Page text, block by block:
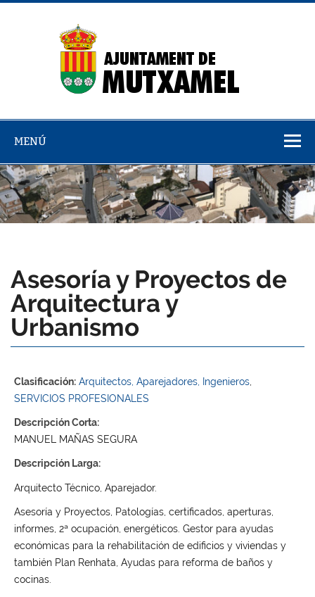
Saltar
MENÚ
Asesoría y Proyectos de
Arquitectura y
Urbanismo
Clasificación: Arquitectos, Aparejadores, Ingenieros,
SERVICIOS PROFESIONALES
Descripción Corta:
MANUEL MAÑAS SEGURA
Descripción Larga:
Arquitecto Técnico, Aparejador.
Asesoría y Proyectos, Patologías, certificados, aperturas,
informes, 2ª ocupación, energéticos. Gestor para ayudas
económicas para la rehabilitación de edificios y viviendas y
también Plan Renhata, Ayudas para reforma de baños y
cocinas.